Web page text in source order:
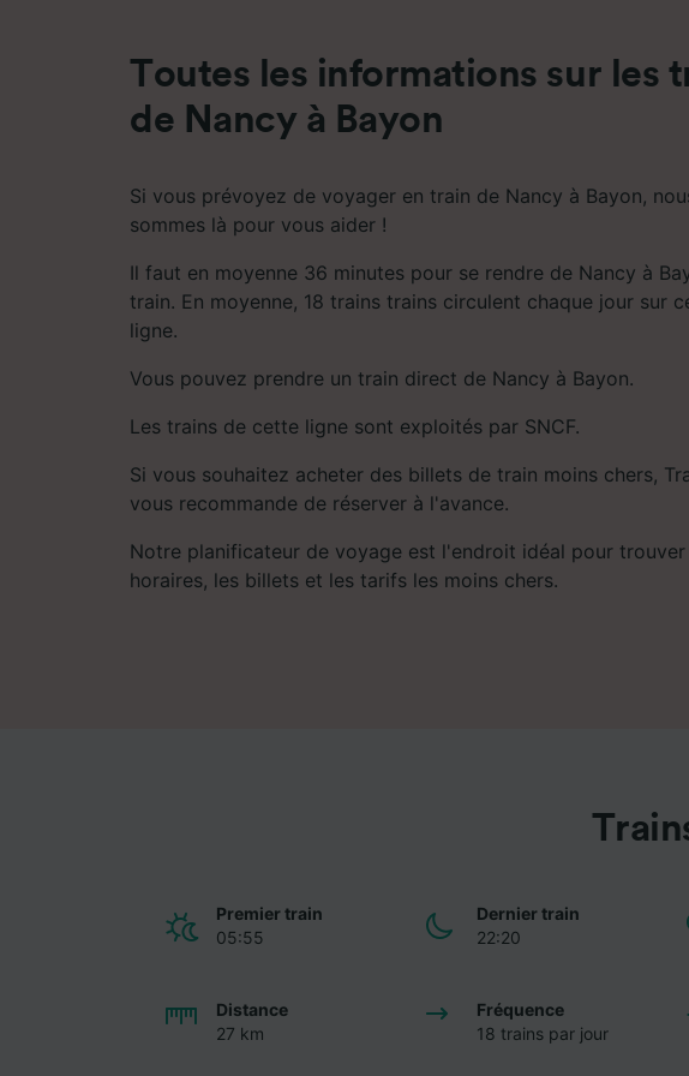
Toutes les informations sur les
de Nancy à Bayon
Si vous prévoyez de voyager en train de Nancy à Bayon,
sommes là pour vous aider !
Il faut en moyenne 36 minutes pour se rendre de Nancy à
train. En moyenne, 18 trains trains circulent chaque jour sur
ligne.
Vous pouvez prendre un train direct de Nancy à Bayon.
Les trains de cette ligne sont exploités par SNCF.
Si vous souhaitez acheter des billets de train moins chers,
vous recommande de réserver à l'avance.
Notre planificateur de voyage est l'endroit idéal pour trouver
horaires, les billets et les tarifs les moins chers.
Premier train
05:55
Dernier train
22:20
Distance
27 km
Fréquence
18 trains par jour
Liste de nos